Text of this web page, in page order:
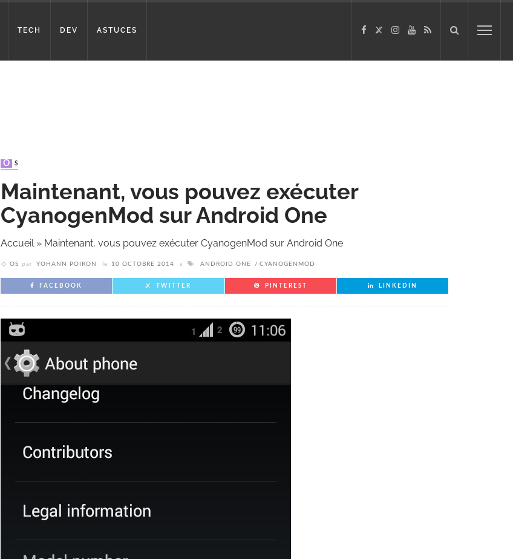
TECH DEV ASTUCES
OS
Maintenant, vous pouvez exécuter
CyanogenMod sur Android One
Accueil» Maintenant, vous pouvez exécuter CyanogenMod sur Android One
OS par YOHANN POIRON le 10 OCTOBRE 2014 ANDROID ONE CYANOGENMOD
FACEBOOK TWITTER PINTEREST LINKEDIN